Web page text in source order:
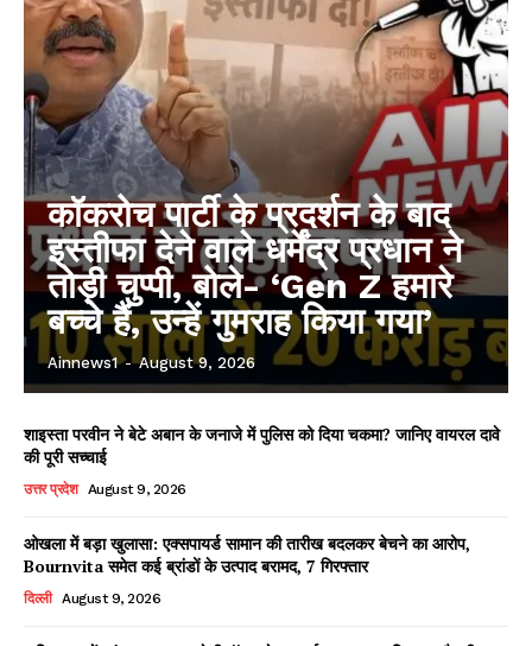
कॉकरोच पार्टी के प्रदर्शन के बाद
इस्तीफा देने वाले धर्मेंद्र प्रधान ने
तोड़ी चुप्पी, बोले- ‘Gen Z हमारे
बच्चे हैं, उन्हें गुमराह किया गया’
Ainnews1 - August 9, 2026
शाइस्ता परवीन ने बेटे अबान के जनाजे में पुलिस को दिया चकमा? जानिए वायरल दावे
की पूरी सच्चाई
उत्तर प्रदेश August 9, 2026
ओखला में बड़ा खुलासा: एक्सपायर्ड सामान की तारीख बदलकर बेचने का आरोप,
Bournvita समेत कई ब्रांडों के उत्पाद बरामद, 7 गिरफ्तार
दिल्ली August 9, 2026